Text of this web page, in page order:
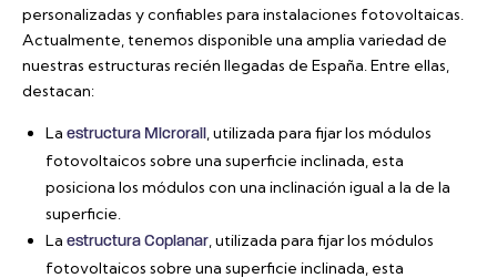
personalizadas y confiables para instalaciones fotovoltaicas.
Actualmente, tenemos disponible una amplia variedad de
nuestras estructuras recién llegadas de España. Entre ellas,
destacan:
Laestructura Microrail, utilizada para fijar los módulos
fotovoltaicos sobre una superficie inclinada, esta
posiciona los módulos con una inclinación igual a la de la
superficie.
Laestructura Coplanar, utilizada para fijar los módulos
fotovoltaicos sobre una superficie inclinada, esta